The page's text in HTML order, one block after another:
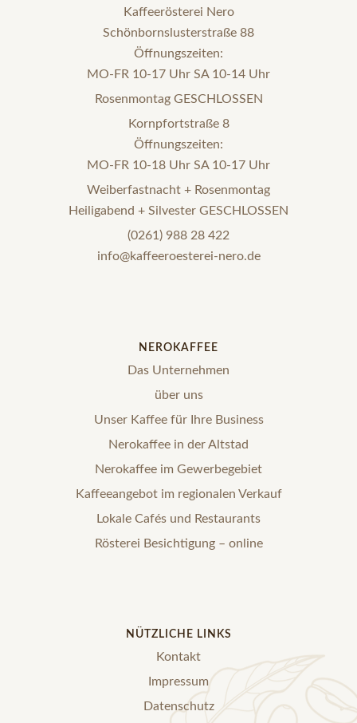
Kaffeerösterei Nero
Schönbornslusterstraße 88
Öffnungszeiten:
MO-FR 10-17 Uhr SA 10-14 Uhr
Rosenmontag GESCHLOSSEN
Kornpfortstraße 8
Öffnungszeiten:
MO-FR 10-18 Uhr SA 10-17 Uhr
Weiberfastnacht + Rosenmontag
Heiligabend + Silvester GESCHLOSSEN
(0261) 988 28 422
info@kaffeeroesterei-nero.de
NEROKAFFEE
Das Unternehmen
über uns
Unser Kaffee für Ihre Business
Nerokaffee in der Altstad
Nerokaffee im Gewerbegebiet
Kaffeeangebot im regionalen Verkauf
Lokale Cafés und Restaurants
Rösterei Besichtigung – online
NÜTZLICHE LINKS
Kontakt
Impressum
Datenschutz